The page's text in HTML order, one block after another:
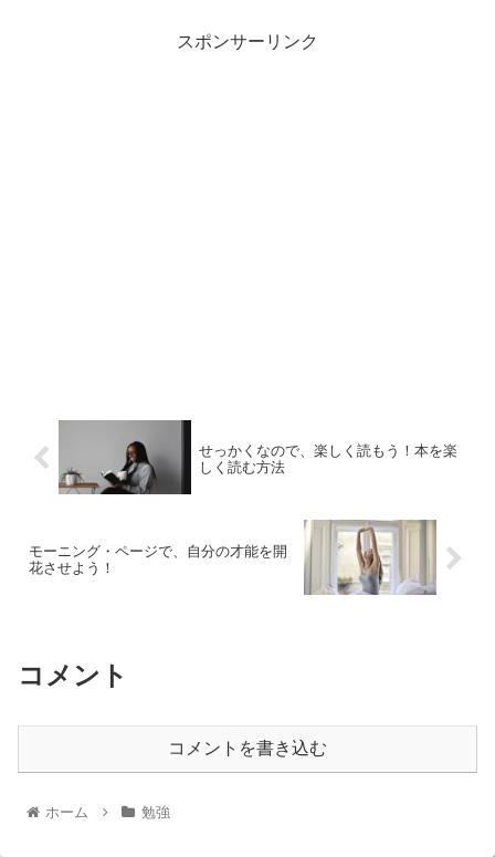
スポンサーリンク
せっかくなので、楽しく読もう！本を楽
しく読む方法
モーニング・ページで、自分の才能を開
花させよう！
コメント
コメントを書き込む
ホーム 勉強